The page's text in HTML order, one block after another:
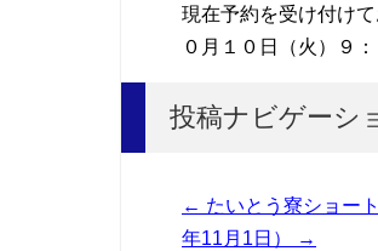
現在予約を受け付け
０月１０日（火）９
投稿ナビゲーシ
← たいとう寮ショー
年11月1日）
→